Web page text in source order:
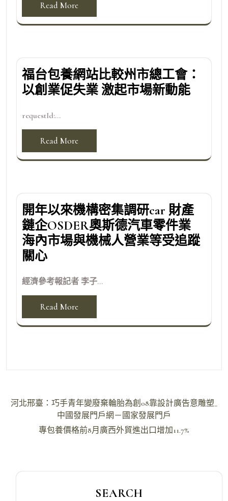
Read More
福台包養網站比較州市總工會：
以創業促失業 激起市場新動能
requestId:...
Read More
開年以來機構密集調研car 財產
鏈企OSDER奧斯德汽車零件業
海內市場與機械人營業等受追蹤
關心
經濟參考報記者 李子...
Read More
文
河北邢臺：巧手青年變廢棄輪胎為創08靠設計廣告意雕塑_
中國發展門戶網－國家發展門戶
專包養價格前8月廣西外貿進出口增加11.7%
SEARCH